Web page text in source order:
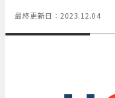
最終更新日： 2023.12.04